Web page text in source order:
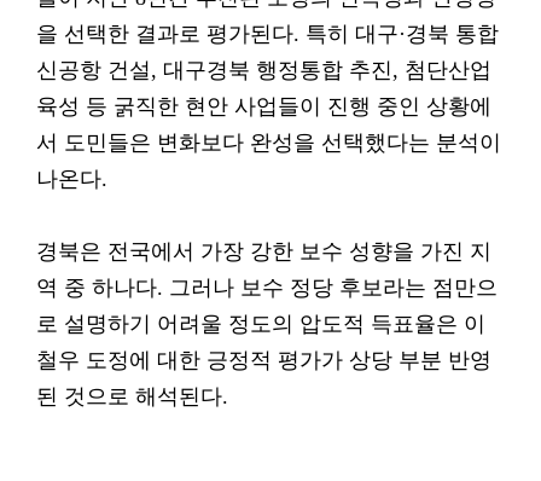
을 선택한 결과로 평가된다. 특히 대구·경북 통합
신공항 건설, 대구경북 행정통합 추진, 첨단산업
육성 등 굵직한 현안 사업들이 진행 중인 상황에
서 도민들은 변화보다 완성을 선택했다는 분석이
나온다.
경북은 전국에서 가장 강한 보수 성향을 가진 지
역 중 하나다. 그러나 보수 정당 후보라는 점만으
로 설명하기 어려울 정도의 압도적 득표율은 이
철우 도정에 대한 긍정적 평가가 상당 부분 반영
된 것으로 해석된다.